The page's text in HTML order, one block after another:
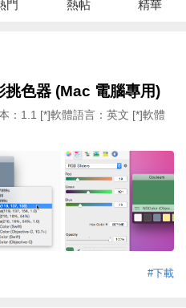
門 熱帖 精華
色器 (Mac 電腦專用)
：1.1 [*]軟體語言：英文 [*]軟體
#下載